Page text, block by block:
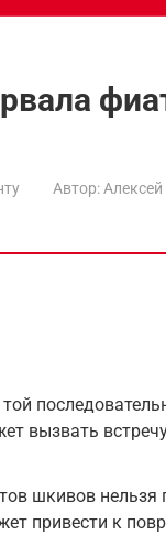
Автор:
вызвать
шкивов нельзя
привести к